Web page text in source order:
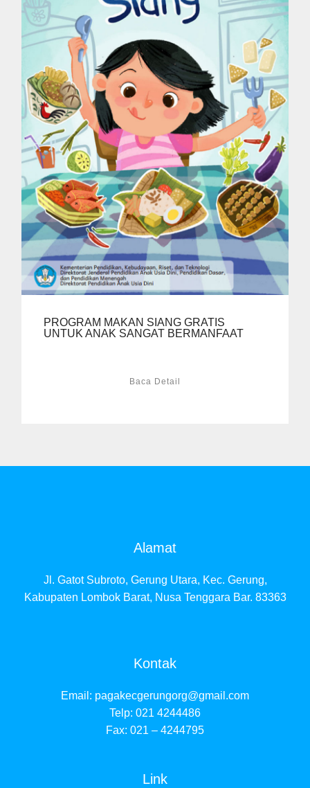
PROGRAM MAKAN SIANG GRATIS
UNTUK ANAK SANGAT BERMANFAAT
Baca Detail
Alamat
Jl. Gatot Subroto, Gerung Utara, Kec. Gerung,
Kabupaten Lombok Barat, Nusa Tenggara Bar. 83363
Kontak
Email: pagakecgerungorg@gmail.com
Telp: 021 4244486
Fax: 021 – 4244795
Link